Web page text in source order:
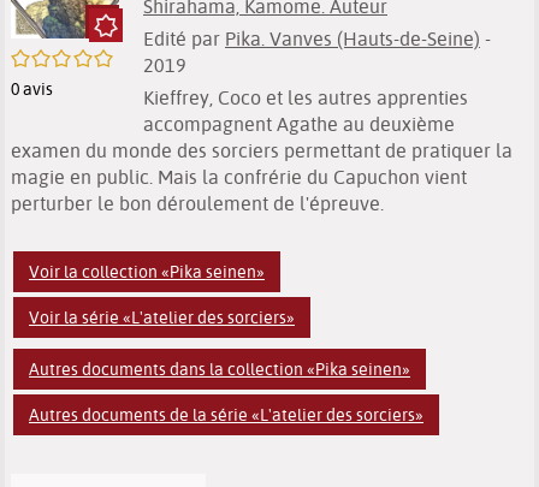
/5
0avis
Shirahama, Kamome. Auteur
Edité par Pika. Vanves (Hauts-de-Seine) -
2019
Kieffrey, Coco et les autres apprenties
accompagnent Agathe au deuxième
examen du monde des sorciers permettant de pratiquer la
magie en public. Mais la confrérie du Capuchon vient
perturber le bon déroulement de l'épreuve.
Voir la collection «Pika seinen»
Voir la série «L'atelier des sorciers»
Autres documents dans la collection «Pika seinen»
Autres documents de la série «L'atelier des sorciers»